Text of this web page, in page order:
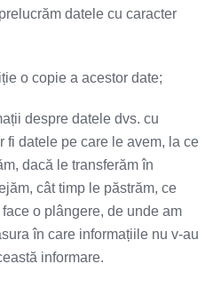
datele cu caracter
o copie a acestor date;
despre datele dvs. cu
fi datele pe care le avem, la ce
dacă le transferăm în
cât timp le păstrăm, ce
o plângere, de unde am
în care informațiile nu v-au
informare.